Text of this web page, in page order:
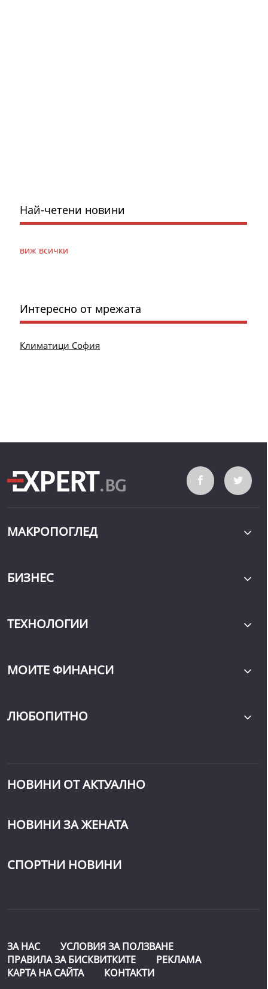
Най-четени новини
виж всички
Интересно от мрежата
Климатици София
МАКРОПОГЛЕД
БИЗНЕС
ТЕХНОЛОГИИ
МОИТЕ ФИНАНСИ
ЛЮБОПИТНО
НОВИНИ ОТ АКТУАЛНО
НОВИНИ ЗА ЖЕНАТА
СПОРТНИ НОВИНИ
ЗА НАС
УСЛОВИЯ ЗА ПОЛЗВАНЕ
ПРАВИЛА ЗА БИСКВИТКИТЕ
РЕКЛАМА
КАРТА НА САЙТА
КОНТАКТИ